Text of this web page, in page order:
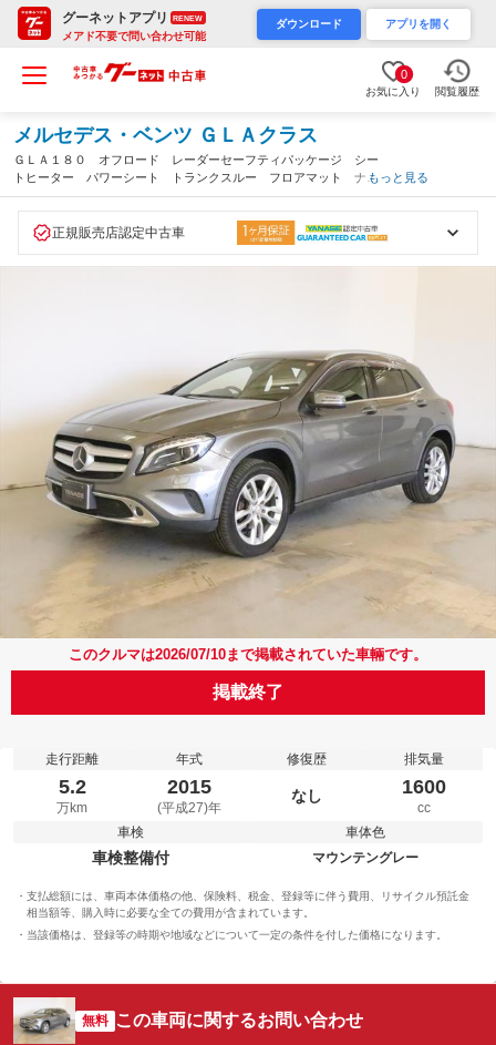
グーネットアプリ RENEW
メアド不要で問い合わせ可能
ダウンロード アプリを開く
0
お気に入り 閲覧履歴
メルセデス・ベンツ ＧＬＡクラス
ＧＬＡ１８０ オフロード レーダーセーフティパッケージ シー
トヒーター パワーシート トランクスルー フロアマット ナ
ビ ＣＤ ミュージックサーバー 音楽プレーヤー接続 Ｂｌｕｅ
もっと見る
正規販売店認定中古車
このクルマは2026/07/10まで掲載されていた車輛です。
掲載終了
走行距離
5.2
万km
年式
2015
(平成27)年
修復歴
なし
排気量
1600
cc
車検
車検整備付
車体色
マウンテングレー
支払総額には、車両本体価格の他、保険料、税金、登録等に伴う費用、リサイクル預託金
相当額等、購入時に必要な全ての費用が含まれています。
当該価格は、登録等の時期や地域などについて一定の条件を付した価格になります。
無料 この車両に関するお問い合わせ